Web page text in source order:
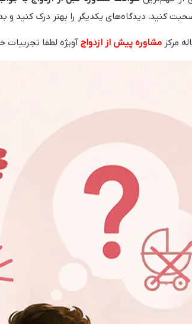
کنید، دیدگاه‌های یکدیگر را بهتر درک کنید و
مرکز مشاوره پیش از ازدواج آویژه لطفا تجربیات